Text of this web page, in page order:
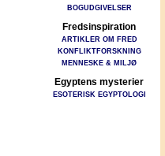
BOGUDGIVELSER
Fredsinspiration
ARTIKLER OM FRED
KONFLIKTFORSKNING
MENNESKE & MILJØ
Egyptens mysterier
ESOTERISK EGYPTOLOGI